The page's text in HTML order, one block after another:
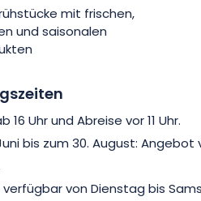
mit frischen,
und saisonalen
16 Uhr und Abreise vor 11 Uhr.
bis zum 30. August:
von Dienstag bis